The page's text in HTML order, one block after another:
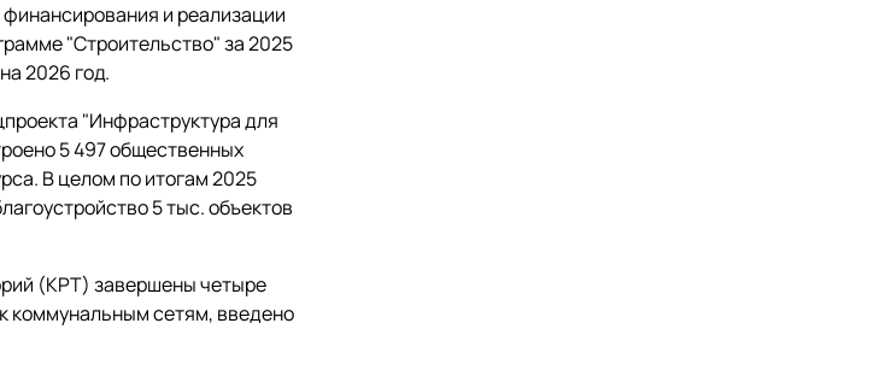
и реализации
"Строительство" за 2025
2026 год.
"Инфраструктура для
5 497 общественных
В целом по итогам 2025
5 тыс. объектов
(КРТ) завершены четыре
коммунальным сетям, введено